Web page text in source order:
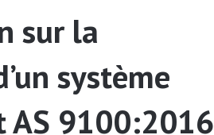
sur la
système
9100:2016